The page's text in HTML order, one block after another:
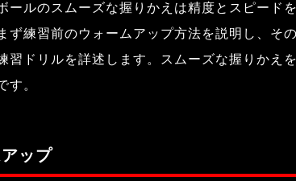
ールのスムーズな握りかえは精度とスピード
ず練習前のウォームアップ方法を説明し、そ
習ドリルを詳述します。スムーズな握りかえ
す。
ップ